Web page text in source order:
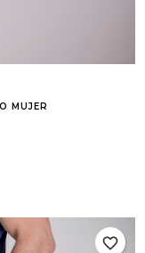
MUJER
favorite_border